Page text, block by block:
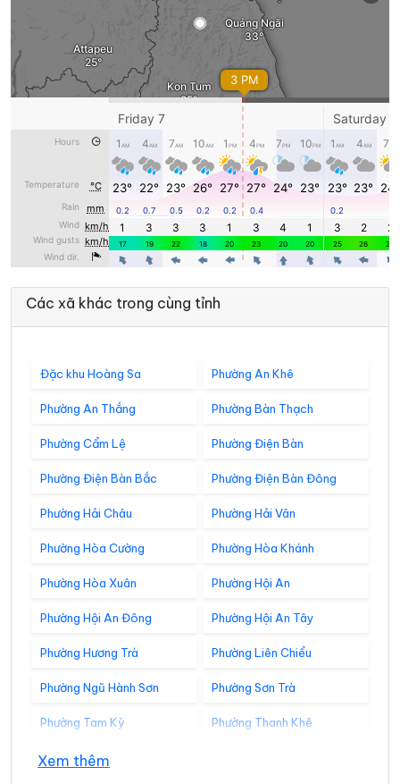
Các xã khác trong cùng tỉnh
Đặc khu Hoàng Sa Phường An Khê
Phường An Thắng Phường Bàn Thạch
Phường Cẩm Lệ Phường Điện Bàn
Phường Điện Bàn Bắc Phường Điện Bàn Đông
Phường Hải Châu Phường Hải Vân
Phường Hòa Cường Phường Hòa Khánh
Phường Hòa Xuân Phường Hội An
Phường Hội An Đông Phường Hội An Tây
Phường Hương Trà Phường Liên Chiểu
Phường Ngũ Hành Sơn Phường Sơn Trà
Phường Tam Kỳ Phường Thanh Khê
Xã Avương
Xem thêm